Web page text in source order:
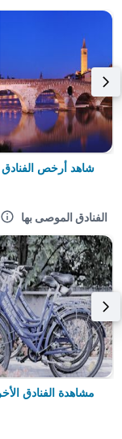
شاهد أرخص الفنادق
الفنادق الموصى بها
مشاهدة الفنادق